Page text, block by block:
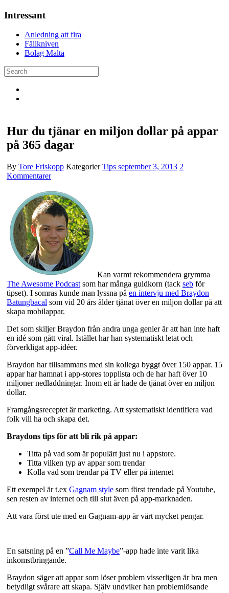
Intressant
Anledning att fira
Fällkniven
Bolag Malta
Hur du tjänar en miljon dollar på appar
på 365 dagar
By Tore Friskopp KategorierTips september 3, 2013 2
Kommentarer
Kan varmt rekommendera grymma
The Awesome Podcast som har många guldkorn (tack seb för
tipset). I somras kunde man lyssna på en intervju med Braydon
Batungbacal som vid 20 års ålder tjänat över en miljon dollar på att
skapa mobilappar.
Det som skiljer Braydon från andra unga genier är att han inte haft
en idé som gått viral. Istället har han systematiskt letat och
förverkligat app-idéer.
Braydon har tillsammans med sin kollega byggt över 150 appar. 15
appar har hamnat i app-stores topplista och de har haft över 10
miljoner nedladdningar. Inom ett år hade de tjänat över en miljon
dollar.
Framgångsreceptet är marketing. Att systematiskt identifiera vad
folk vill ha och skapa det.
Braydons tips för att bli rik på appar:
Titta på vad som är populärt just nu i appstore.
Titta vilken typ av appar som trendar
Kolla vad som trendar på TV eller på internet
Ett exempel är t.ex Gagnam style som först trendade på Youtube,
sen resten av internet och till slut även på app-marknaden.
Att vara först ute med en Gagnam-app är värt mycket pengar.
En satsning på en ”Call Me Maybe”-app hade inte varit lika
inkomstbringande.
Braydon säger att appar som löser problem visserligen är bra men
betydligt svårare att skapa. Själv undviker han problemlösande